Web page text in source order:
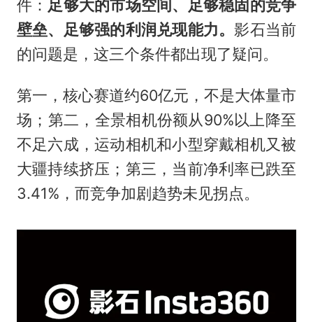
件： 足够大的市场空间、足够稳固的竞争
壁垒、足够强的利润兑现能力。影石当前
的问题是，这三个条件都出现了疑问。
第一，核心赛道约60亿元，不是大体量市
场；第二，全景相机份额从90%以上降至
不足六成，运动相机和小型穿戴相机又被
大疆持续挤压；第三，当前净利率已跌至
3.41%，而竞争加剧趋势未见拐点。